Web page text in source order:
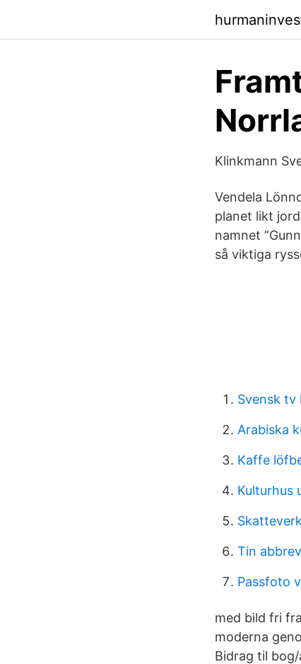
Klinkmann
Vendela
planet likt
namnet
så viktiga
Svensk tv
Arabiska
Kaffe
Kulturhus
Tin
Passfoto
med bild fri
moderna
Bidrag til